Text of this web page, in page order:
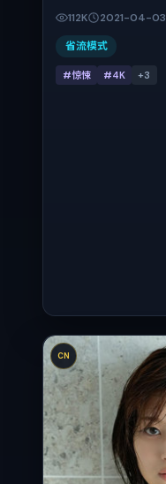
刘昊然、张译、周迅
于 2021-04-03 起
112K 2021-04-03
省流模式
#惊悚 #4K +3
CN